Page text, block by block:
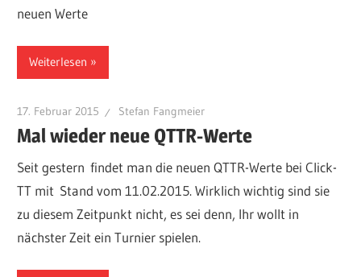
neuen Werte
Weiterlesen
17. Februar 2015 Stefan Fangmeier
Mal wieder neue QTTR-Werte
Seit gestern findet man die neuen QTTR-Werte bei Click-
TT mit Stand vom 11.02.2015. Wirklich wichtig sind sie
zu diesem Zeitpunkt nicht, es sei denn, Ihr wollt in
nächster Zeit ein Turnier spielen.